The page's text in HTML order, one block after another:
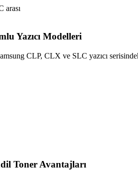
arası
Yazıcı Modelleri
CLP, CLX ve SLC yazıcı
Toner Avantajları